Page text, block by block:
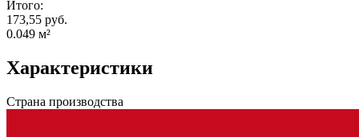
Итого:
173,55 руб.
0.049 м²
Характеристики
Страна производства